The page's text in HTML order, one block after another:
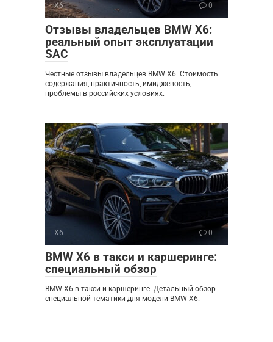
X6 0
Отзывы владельцев BMW X6:
реальный опыт эксплуатации
SAC
Честные отзывы владельцев BMW X6. Стоимость
содержания, практичность, имиджевость,
проблемы в российских условиях.
X6 0
BMW X6 в такси и каршеринге:
специальный обзор
BMW X6 в такси и каршеринге. Детальный обзор
специальной тематики для модели BMW X6.